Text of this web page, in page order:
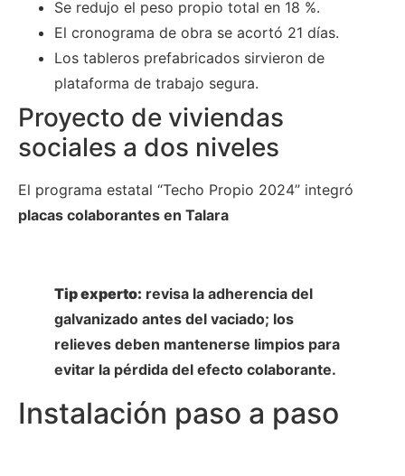
Se redujo el peso propio total en 18 %.
El cronograma de obra se acortó 21 días.
Los tableros prefabricados sirvieron de
plataforma de trabajo segura.
Proyecto de viviendas
sociales a dos niveles
El programa estatal “Techo Propio 2024” integró
placas colaborantes en Talara
Tip experto: revisa la adherencia del
galvanizado antes del vaciado; los
relieves deben mantenerse limpios para
evitar la pérdida del efecto colaborante.
Instalación paso a paso